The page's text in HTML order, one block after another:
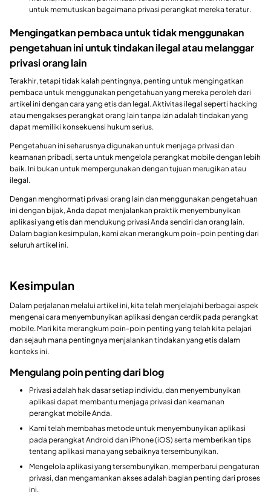
untuk memutuskan bagaimana privasi perangkat mereka teratur.
Mengingatkan pembaca untuk tidak menggunakan
pengetahuan ini untuk tindakan ilegal atau melanggar
privasi orang lain
Terakhir, tetapi tidak kalah pentingnya, penting untuk mengingatkan
pembaca untuk menggunakan pengetahuan yang mereka peroleh dari
artikel ini dengan cara yang etis dan legal. Aktivitas ilegal seperti hacking
atau mengakses perangkat orang lain tanpa izin adalah tindakan yang
dapat memiliki konsekuensi hukum serius.
Pengetahuan ini seharusnya digunakan untuk menjaga privasi dan
keamanan pribadi, serta untuk mengelola perangkat mobile dengan lebih
baik. Ini bukan untuk mempergunakan dengan tujuan merugikan atau
ilegal.
Dengan menghormati privasi orang lain dan menggunakan pengetahuan
ini dengan bijak, Anda dapat menjalankan praktik menyembunyikan
aplikasi yang etis dan mendukung privasi Anda sendiri dan orang lain.
Dalam bagian kesimpulan, kami akan merangkum poin-poin penting dari
seluruh artikel ini.
Kesimpulan
Dalam perjalanan melalui artikel ini, kita telah menjelajahi berbagai aspek
mengenai cara menyembunyikan aplikasi dengan cerdik pada perangkat
mobile. Mari kita merangkum poin-poin penting yang telah kita pelajari
dan sejauh mana pentingnya menjalankan tindakan yang etis dalam
konteks ini.
Mengulang poin penting dari blog
Privasi adalah hak dasar setiap individu, dan menyembunyikan
aplikasi dapat membantu menjaga privasi dan keamanan
perangkat mobile Anda.
Kami telah membahas metode untuk menyembunyikan aplikasi
pada perangkat Android dan iPhone (iOS) serta memberikan tips
tentang aplikasi mana yang sebaiknya tersembunyikan.
Mengelola aplikasi yang tersembunyikan, memperbarui pengaturan
privasi, dan mengamankan akses adalah bagian penting dari proses
ini.